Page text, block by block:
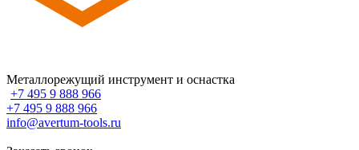
Металлорежущий инструмент и оснастка
+7 495 9 888 966
+7 495 9 888 966
info@avertum-tools.ru